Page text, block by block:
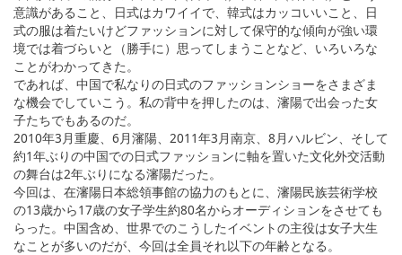
意識があること、日式はカワイイで、韓式はカッコいいこと、日
式の服は着たいけどファッションに対して保守的な傾向が強い環
境では着づらいと（勝手に）思ってしまうことなど、いろいろな
ことがわかってきた。
であれば、中国で私なりの日式のファッションショーをさまざま
な機会でしていこう。私の背中を押したのは、瀋陽で出会った女
子たちでもあるのだ。
2010年3月重慶、6月瀋陽、2011年3月南京、8月ハルビン、そして
約1年ぶりの中国での日式ファッションに軸を置いた文化外交活動
の舞台は2年ぶりになる瀋陽だった。
今回は、在瀋陽日本総領事館の協力のもとに、瀋陽民族芸術学校
の13歳から17歳の女子学生約80名からオーディションをさせても
らった。中国含め、世界でのこうしたイベントの主役は女子大生
なことが多いのだが、今回は全員それ以下の年齢となる。